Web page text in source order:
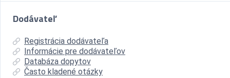
Dodávateľ
Registrácia dodávateľa
Informácie pre dodávateľov
Databáza dopytov
Často kladené otázky